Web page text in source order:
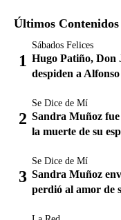
Últimos Contenidos
Sábados Felices
Hugo Patiño, Don
despiden a
Se Dice de Mí
Sandra Muñoz
la muerte de su
Se Dice de Mí
Sandra Muñoz
perdió al amor de